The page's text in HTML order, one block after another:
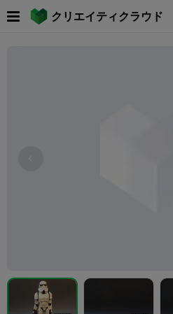
クリエイティクラウド